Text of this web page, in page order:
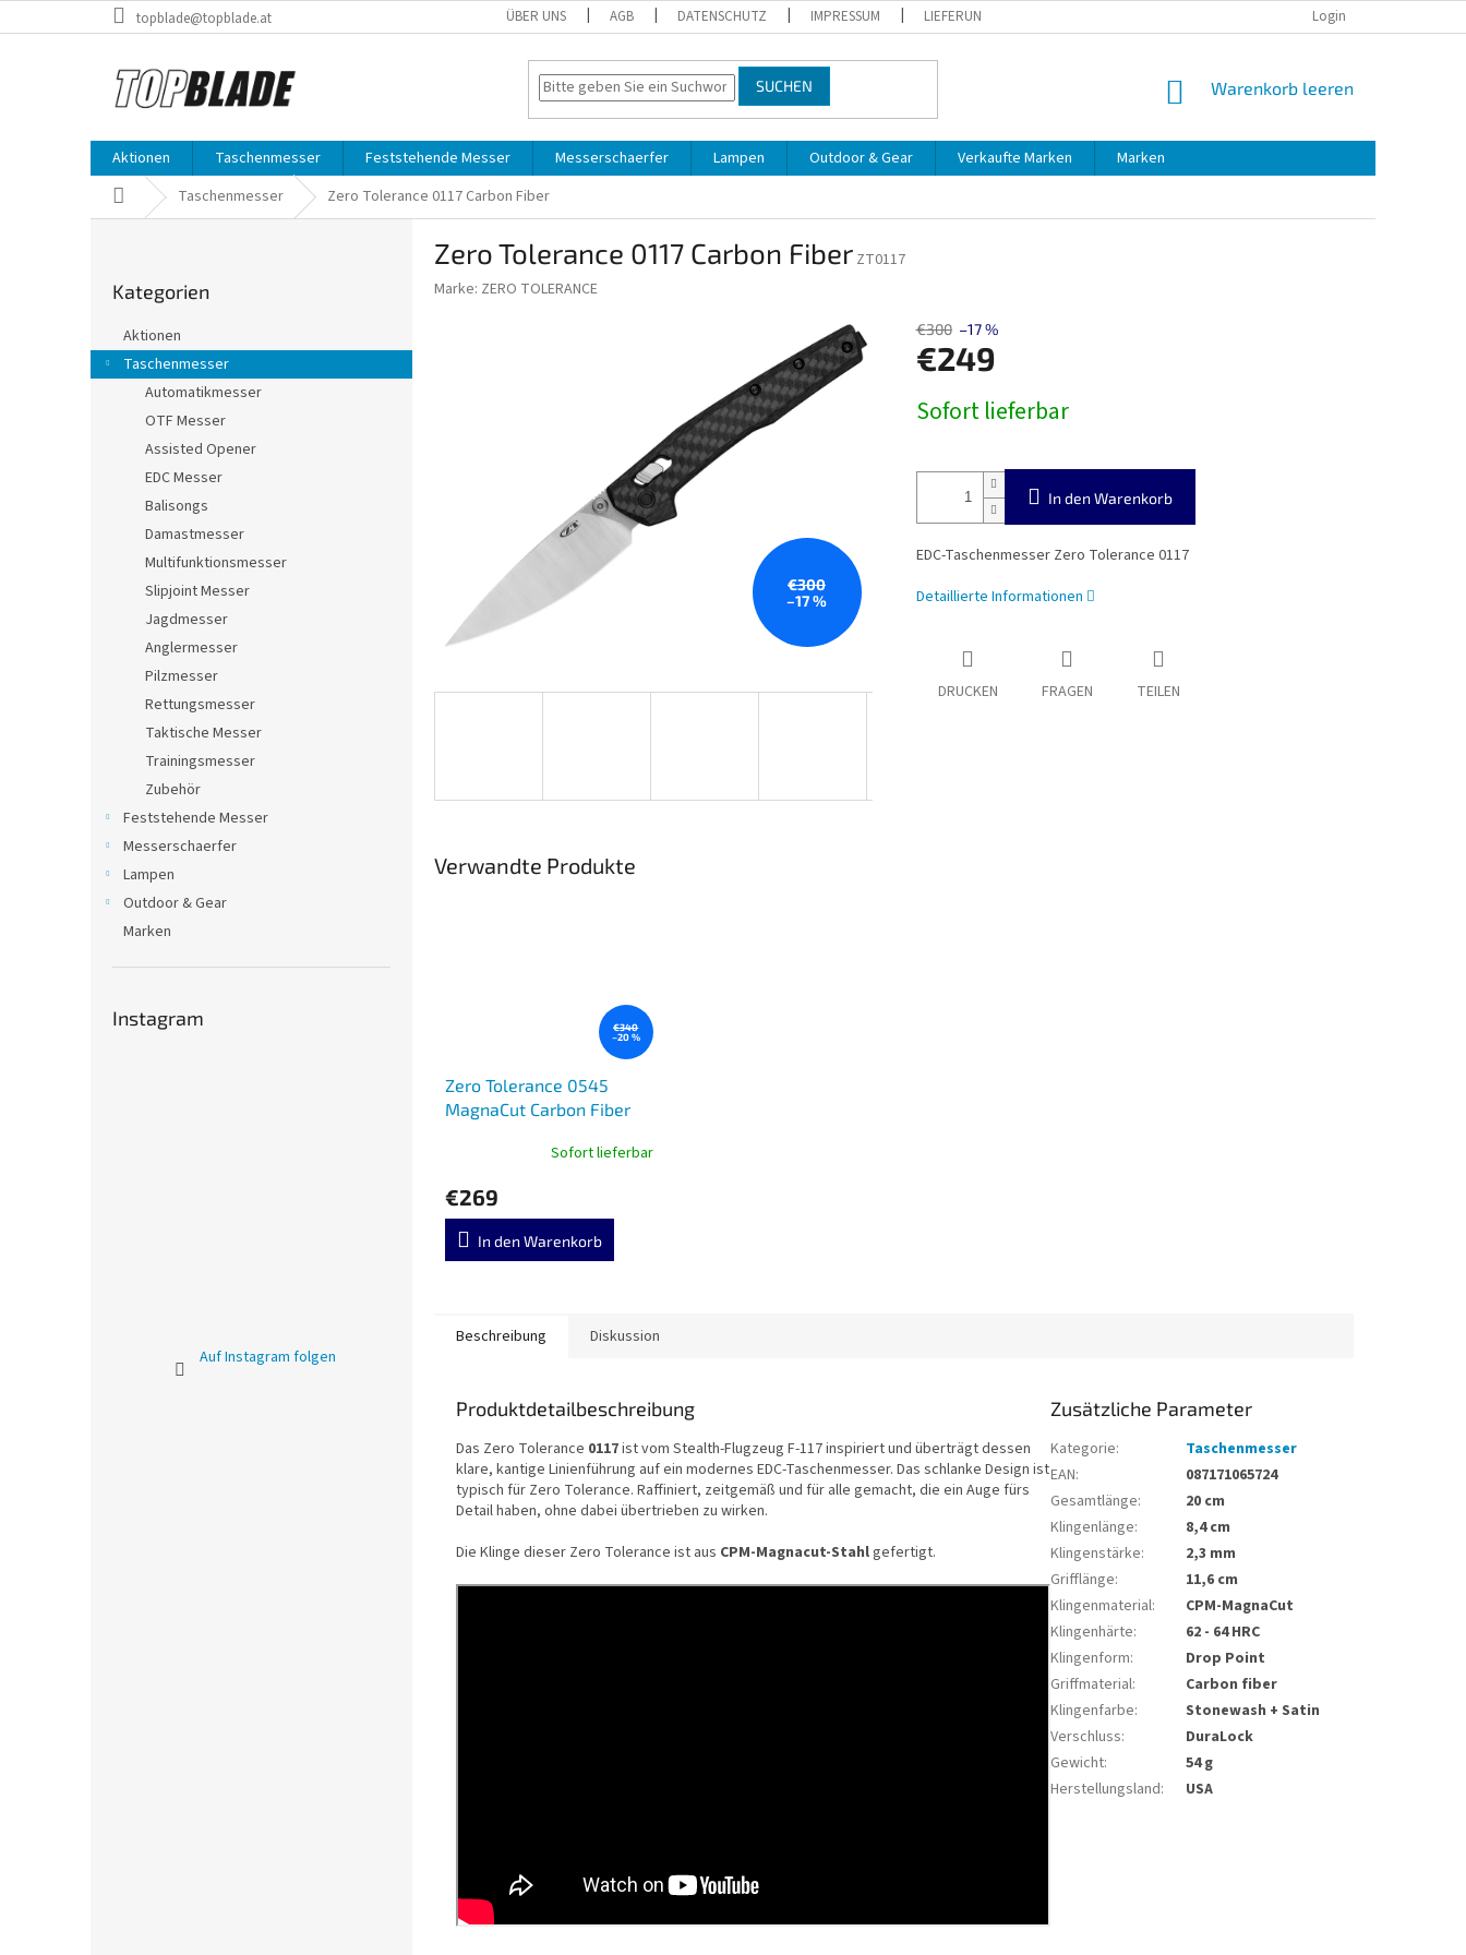
Inhalt
topblade@topblade.at ÜBER UNS AGB DATENSCHUTZ IMPRESSUM LIEFERUNG Login
SUCHEN WARENKORB
Warenkorb leeren
Aktionen Taschenmesser Feststehende Messer Messerschaerfer Lampen Outdoor & Gear Verkaufte Marken
Marken
StartseiteTaschenmesser Zero Tolerance 0117 Carbon Fiber
n
l
überspringen
Kategorien
Aktionen
Taschenmesser
Automatikmesser
OTF Messer
Assisted Opener
EDC Messer
Balisongs
Damastmesser
Multifunktionsmesser
Slipjoint Messer
Jagdmesser
Anglermesser
Pilzmesser
Rettungsmesser
Taktische Messer
Trainingsmesser
Zubehör
Feststehende Messer
Messerschaerfer
Lampen
Outdoor & Gear
Marken
Instagram
Auf Instagram folgen
Zero Tolerance 0117 Carbon Fiber ZT0117
Marke: ZERO TOLERANCE
€300
–17 %
€300 –17 %
€249
Sofort lieferbar
In den Warenkorb
EDC-Taschenmesser Zero Tolerance 0117
Detaillierte Informationen
DRUCKEN FRAGEN TEILEN
Verwandte Produkte
€340
–20 %
Zero Tolerance 0545
MagnaCut Carbon Fiber
Sofort lieferbar
€269
In den Warenkorb
Beschreibung Diskussion
Produktdetailbeschreibung
Das Zero Tolerance 0117ist vom Stealth-Flugzeug F-117 inspiriert und überträgt dessen
klare, kantige Linienführung auf ein modernes EDC-Taschenmesser. Das schlanke Design ist
typisch für Zero Tolerance. Raffiniert, zeitgemäß und für alle gemacht, die ein Auge fürs
Detail haben, ohne dabei übertrieben zu wirken.
Die Klinge dieser Zero Tolerance ist aus CPM-Magnacut-Stahlgefertigt.
Zusätzliche Parameter
Kategorie:
Taschenmesser
EAN:
087171065724
Gesamtlänge:
20 cm
Klingenlänge:
8,4 cm
Klingenstärke:
2,3 mm
Grifflänge:
11,6 cm
Klingenmaterial:
CPM-MagnaCut
Klingenhärte:
62 - 64 HRC
Klingenform:
Drop Point
Griffmaterial:
Carbon fiber
Klingenfarbe:
Stonewash + Satin
Verschluss:
DuraLock
Gewicht:
54 g
Herstellungsland: USA